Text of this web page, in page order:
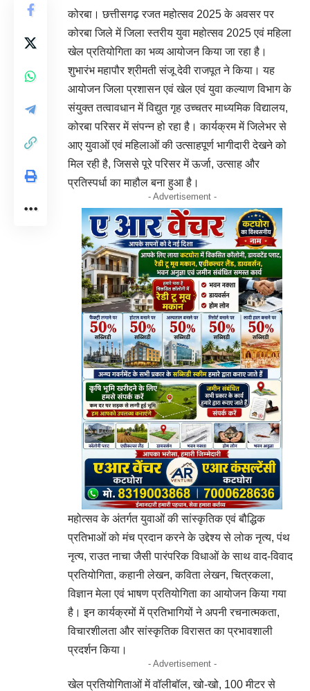
कोरबा। छत्तीसगढ़ रजत महोत्सव 2025 के अवसर पर
कोरबा जिले में जिला स्तरीय युवा महोत्सव 2025 एवं महिला
खेल प्रतियोगिता का भव्य आयोजन किया जा रहा है।
शुभारंभ महापौर श्रीमती संजू देवी राजपूत ने किया। यह
आयोजन जिला प्रशासन एवं खेल एवं युवा कल्याण विभाग के
संयुक्त तत्वावधान में विद्युत गृह उच्चतर माध्यमिक विद्यालय,
कोरबा परिसर में संपन्न हो रहा है। कार्यक्रम में जिलेभर से
आए युवाओं एवं महिलाओं की उत्साहपूर्ण भागीदारी देखने को
मिल रही है, जिससे पूरे परिसर में ऊर्जा, उत्साह और
प्रतिस्पर्धा का माहौल बना हुआ है।
- Advertisement -
महोत्सव के अंतर्गत युवाओं की सांस्कृतिक एवं बौद्धिक
प्रतिभाओं को मंच प्रदान करने के उद्देश्य से लोक नृत्य, पंथ
नृत्य, राउत नाचा जैसी पारंपरिक विधाओं के साथ वाद-विवाद
प्रतियोगिता, कहानी लेखन, कविता लेखन, चित्रकला,
विज्ञान मेला एवं भाषण प्रतियोगिता का आयोजन किया गया
है। इन कार्यक्रमों में प्रतिभागियों ने अपनी रचनात्मकता,
विचारशीलता और सांस्कृतिक विरासत का प्रभावशाली
प्रदर्शन किया।
- Advertisement -
खेल प्रतियोगिताओं में वॉलीबॉल, खो-खो, 100 मीटर से